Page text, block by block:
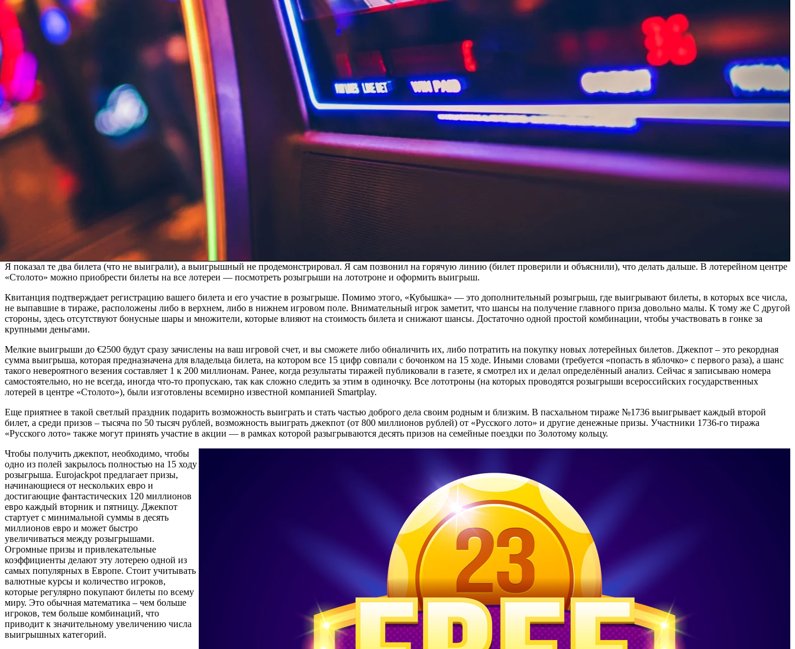
Я показал те два билета (что не выиграли), а выигрышный не продемонстрировал. Я сам позвонил на горячую линию (билет проверили и объяснили), что делать дальше. В лотерейном центре
«Столото» можно приобрести билеты на все лотереи — посмотреть розыгрыши на лототроне и оформить выигрыш.
Квитанция подтверждает регистрацию вашего билета и его участие в розыгрыше. Помимо этого, «Кубышка» — это дополнительный розыгрыш, где выигрывают билеты, в которых все числа,
не выпавшие в тираже, расположены либо в верхнем, либо в нижнем игровом поле. Внимательный игрок заметит, что шансы на получение главного приза довольно малы. К тому же С другой
стороны, здесь отсутствуют бонусные шары и множители, которые влияют на стоимость билета и снижают шансы. Достаточно одной простой комбинации, чтобы участвовать в гонке за
крупными деньгами.
Мелкие выигрыши до €2500 будут сразу зачислены на ваш игровой счет, и вы сможете либо обналичить их, либо потратить на покупку новых лотерейных билетов. Джекпот – это рекордная
сумма выигрыша, которая предназначена для владельца билета, на котором все 15 цифр совпали с бочонком на 15 ходе. Иными словами (требуется «попасть в яблочко» с первого раза), а шанс
такого невероятного везения составляет 1 к 200 миллионам. Ранее, когда результаты тиражей публиковали в газете, я смотрел их и делал определённый анализ. Сейчас я записываю номера
самостоятельно, но не всегда, иногда что-то пропускаю, так как сложно следить за этим в одиночку. Все лототроны (на которых проводятся розыгрыши всероссийских государственных
лотерей в центре «Столото»), были изготовлены всемирно известной компанией Smartplay.
Еще приятнее в такой светлый праздник подарить возможность выиграть и стать частью доброго дела своим родным и близким. В пасхальном тираже №1736 выигрывает каждый второй
билет, а среди призов – тысяча по 50 тысяч рублей, возможность выиграть джекпот (от 800 миллионов рублей) от «Русского лото» и другие денежные призы. Участники 1736-го тиража
«Русского лото» также могут принять участие в акции — в рамках которой разыгрываются десять призов на семейные поездки по Золотому кольцу.
Чтобы получить джекпот, необходимо, чтобы
одно из полей закрылось полностью на 15 ходу
розыгрыша. Eurojackpot предлагает призы,
начинающиеся от нескольких евро и
достигающие фантастических 120 миллионов
евро каждый вторник и пятницу. Джекпот
стартует с минимальной суммы в десять
миллионов евро и может быстро
увеличиваться между розыгрышами.
Огромные призы и привлекательные
коэффициенты делают эту лотерею одной из
самых популярных в Европе. Стоит учитывать
валютные курсы и количество игроков,
которые регулярно покупают билеты по всему
миру. Это обычная математика – чем больше
игроков, тем больше комбинаций, что
приводит к значительному увеличению числа
выигрышных категорий.